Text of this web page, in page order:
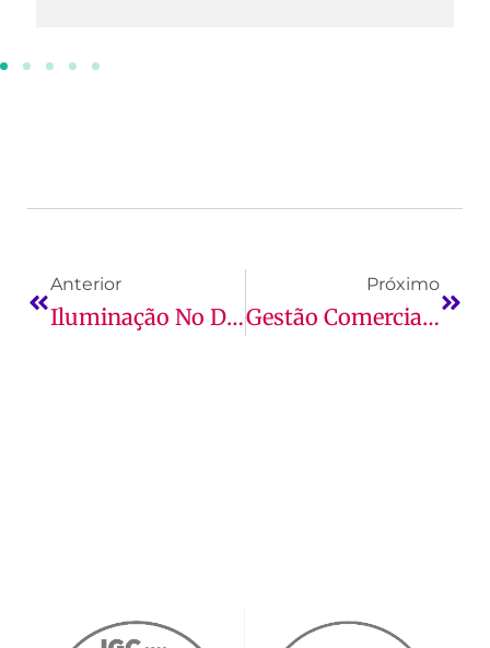
Anterior
Iluminação No Design De Interiores: Por Que Ela É Tão Importante
Próximo
Gestão Comercial Em Empresas B2B: Como Funciona Essa Área